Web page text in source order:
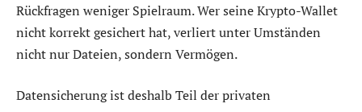
Rückfragen weniger Spielraum. Wer seine Krypto-Wallet
nicht korrekt gesichert hat, verliert unter Umständen
nicht nur Dateien, sondern Vermögen.
Datensicherung ist deshalb Teil der privaten